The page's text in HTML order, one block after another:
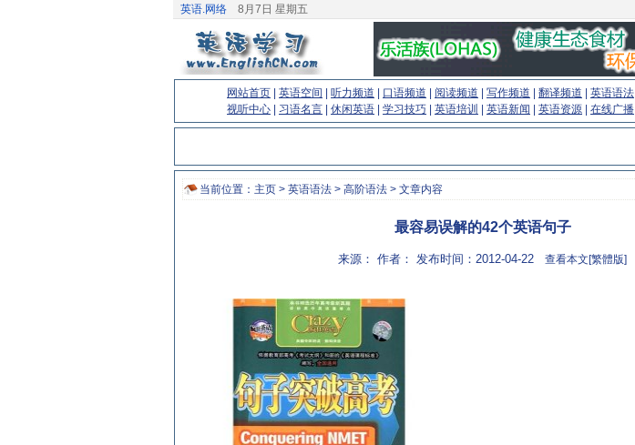
英语.网络 8月7日 星期五
网站首页 英语空间 听力频道 口语频道 阅读频道 写作频道 翻译频道 英语语法
视听中心
习语名言 休闲英语 学习技巧 英语培训 英语新闻 英语资源 在线广播
当前位置： 主页 > 英语语法 > 高阶语法 > 文章内容
最容易误解的42个英语句子
来源： 作者： 发布时间：2012-04-22 查看本文[繁體版]